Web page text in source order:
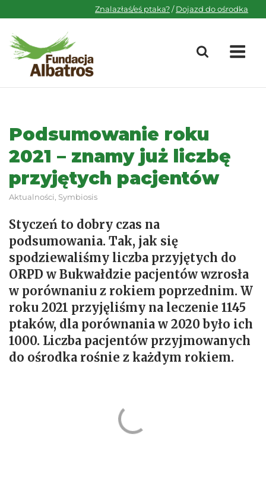
to
content
Znalazłaś/eś ptaka?/Dojazd do ośrodka
Podsumowanie roku
2021 – znamy już liczbę
przyjętych pacjentów
Aktualności, Symbiosis
Styczeń to dobry czas na
podsumowania. Tak, jak się
spodziewaliśmy liczba przyjętych do
ORPD w Bukwałdzie pacjentów wzrosła
w porównaniu z rokiem poprzednim. W
roku 2021 przyjęliśmy na leczenie 1145
ptaków, dla porównania w 2020 było ich
1000. Liczba pacjentów przyjmowanych
do ośrodka rośnie z każdym rokiem.